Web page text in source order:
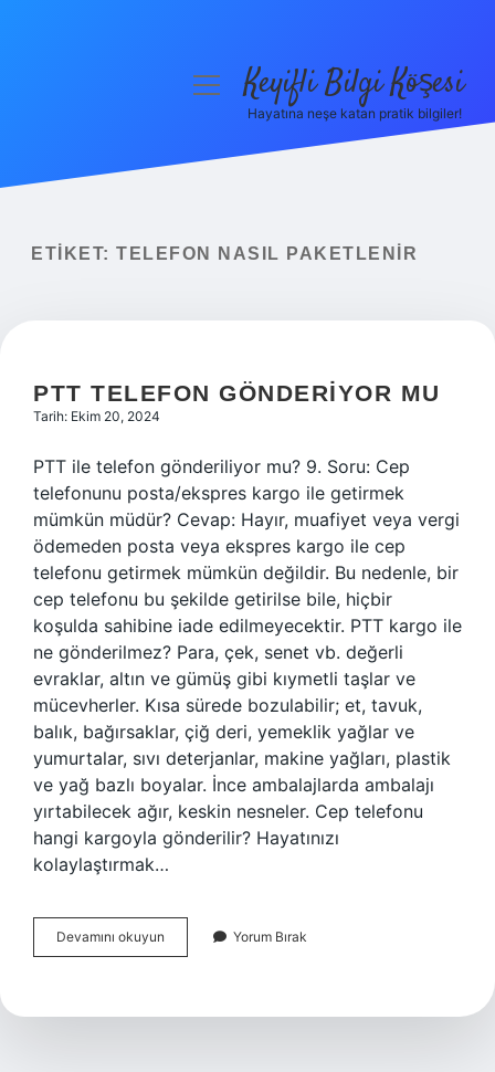
Yasal Uyarı
menüyüKeyifli Bilgi Köşesi
Hayatına neşe katan pratik bilgiler!
ETIKET: TELEFON NASIL PAKETLENIR
PTT TELEFON GÖNDERIYOR MU
Tarih: Ekim 20, 2024
PTT ile telefon gönderiliyor mu? 9. Soru: Cep
telefonunu posta/ekspres kargo ile getirmek
mümkün müdür? Cevap: Hayır, muafiyet veya vergi
ödemeden posta veya ekspres kargo ile cep
telefonu getirmek mümkün değildir. Bu nedenle, bir
cep telefonu bu şekilde getirilse bile, hiçbir
koşulda sahibine iade edilmeyecektir. PTT kargo ile
ne gönderilmez? Para, çek, senet vb. değerli
evraklar, altın ve gümüş gibi kıymetli taşlar ve
mücevherler. Kısa sürede bozulabilir; et, tavuk,
balık, bağırsaklar, çiğ deri, yemeklik yağlar ve
yumurtalar, sıvı deterjanlar, makine yağları, plastik
ve yağ bazlı boyalar. İnce ambalajlarda ambalajı
yırtabilecek ağır, keskin nesneler. Cep telefonu
hangi kargoyla gönderilir? Hayatınızı
kolaylaştırmak…
Devamını okuyun
Telefon
Yorum Bırak